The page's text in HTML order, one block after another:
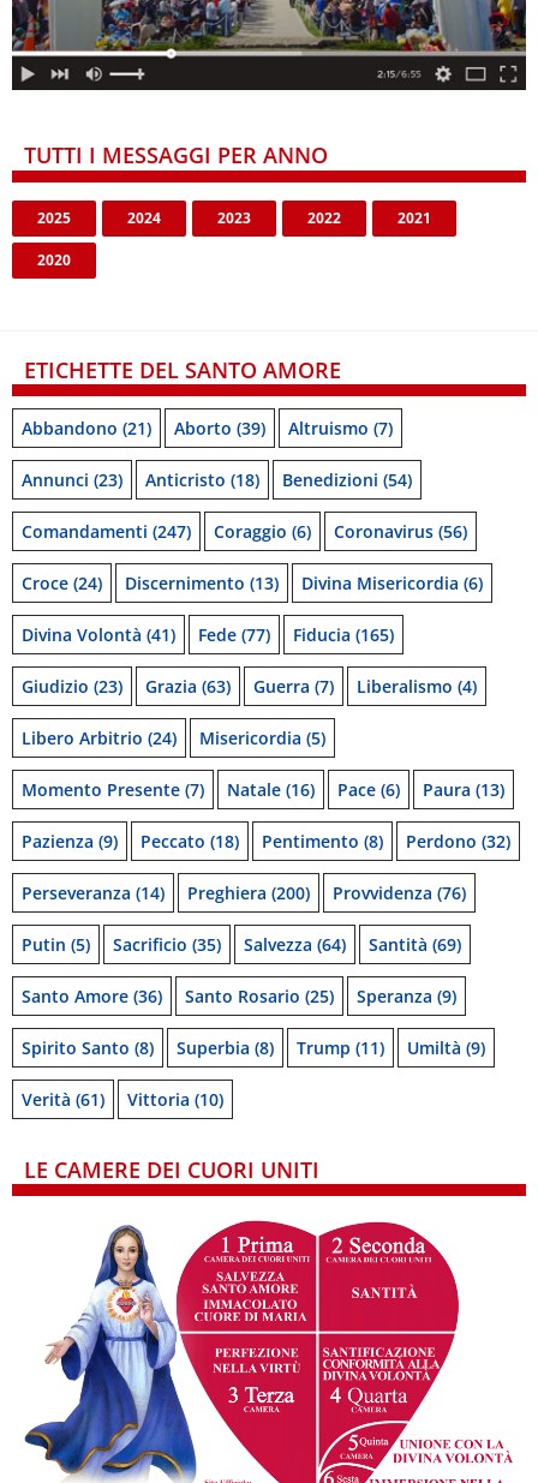
TUTTI I MESSAGGI PER ANNO
2025 2024 2023 2022 2021
2020
ETICHETTE DEL SANTO AMORE
Abbandono (21) Aborto (39) Altruismo (7)
Annunci (23) Anticristo (18) Benedizioni (54)
Comandamenti (247) Coraggio (6) Coronavirus (56)
Croce (24) Discernimento (13) Divina Misericordia (6)
Divina Volontà (41) Fede (77) Fiducia (165)
Giudizio (23) Grazia (63) Guerra (7) Liberalismo (4)
Libero Arbitrio (24) Misericordia (5)
Momento Presente (7) Natale (16) Pace (6) Paura (13)
Pazienza (9) Peccato (18) Pentimento (8) Perdono (32)
Perseveranza (14) Preghiera (200) Provvidenza (76)
Putin (5) Sacrificio (35) Salvezza (64) Santità (69)
Santo Amore (36) Santo Rosario (25) Speranza (9)
Spirito Santo (8) Superbia (8) Trump (11) Umiltà (9)
Verità (61) Vittoria (10)
LE CAMERE DEI CUORI UNITI